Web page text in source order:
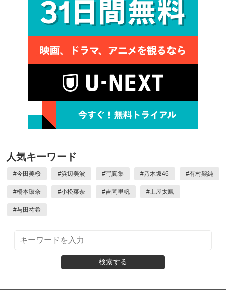
人気キーワード
#今田美桜 #浜辺美波 #写真集 #乃木坂46 #有村架純
#橋本環奈 #小松菜奈 #吉岡里帆 #土屋太鳳
#与田祐希
検索する